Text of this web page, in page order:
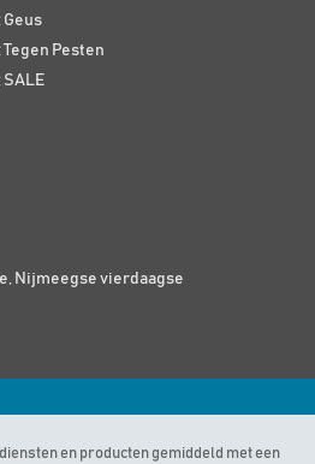
Pesten
Nijmeegse vierdaagse
en producten gemiddeld met een